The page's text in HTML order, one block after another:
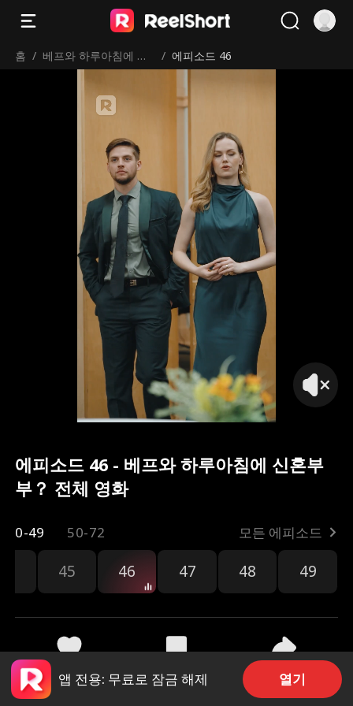
홈 / 베프와 하루아침에 신
/ 에피소드 46
에피소드 46 - 베프와 하루아침에 신혼부
부？ 전체 영화
0-49 50-72 모든 에피소드
45 46 47 48 49
711 370 공유
앱 전용: 무료로 잠금 해제 열기